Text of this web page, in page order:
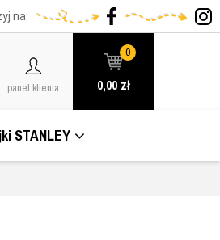
na:
panel klienta
0
0,00 zł
STANLEY